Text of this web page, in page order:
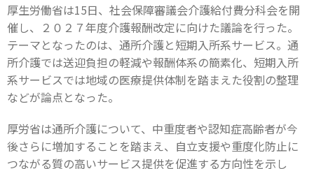
厚生労働省は15日、社会保障審議会介護給付費分科会を開
催し、２０２７年度介護報酬改定に向けた議論を行った。
テーマとなったのは、通所介護と短期入所系サービス。通
所介護では送迎負担の軽減や報酬体系の簡素化、短期入所
系サービスでは地域の医療提供体制を踏まえた役割の整理
などが論点となった。
厚労省は通所介護について、中重度者や認知症高齢者が今
後さらに増加することを踏まえ、自立支援や重度化防止に
つながる質の高いサービス提供を促進する方向性を示し